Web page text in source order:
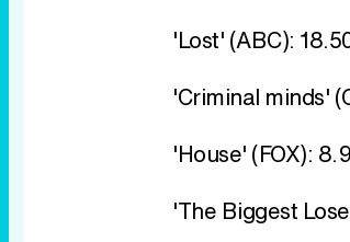
'Lost' (ABC):
'Criminal minds'
'House' (FOX):
'The Biggest